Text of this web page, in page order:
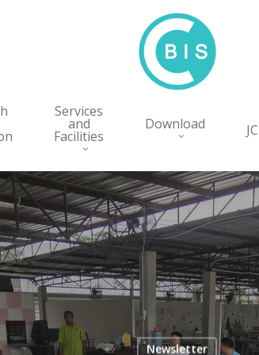
Services
and
Facilities
Download
Newsletter